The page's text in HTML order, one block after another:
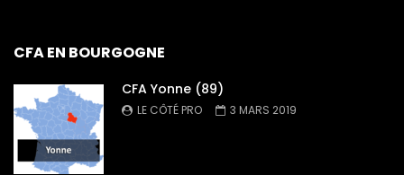
CFA EN BOURGOGNE
CFA Yonne (89)
LE CÔTÉ PRO 3 MARS 2019